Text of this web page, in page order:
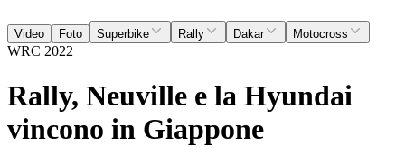
Video Foto Superbike Rally Dakar Motocross
WRC 2022
Rally, Neuville e la Hyundai
vincono in Giappone